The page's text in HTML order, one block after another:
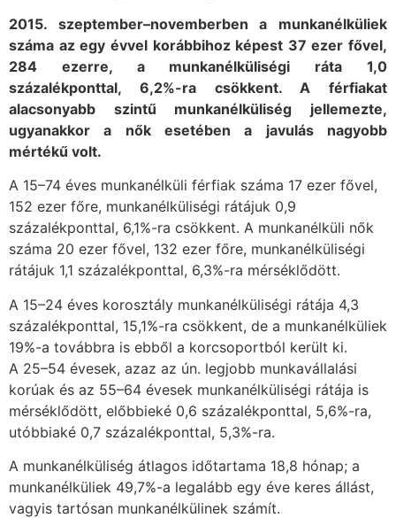
2015. szeptember–novemberben a munkanélküliek
száma az egy évvel korábbihoz képest 37 ezer fővel,
284 ezerre, a munkanélküliségi ráta 1,0
százalékponttal, 6,2%-ra csökkent. A férfiakat
alacsonyabb szintű munkanélküliség jellemezte,
ugyanakkor a nők esetében a javulás nagyobb
mértékű volt.
A 15–74 éves munkanélküli férfiak száma 17 ezer fővel,
152 ezer főre, munkanélküliségi rátájuk 0,9
százalékponttal, 6,1%-ra csökkent. A munkanélküli nők
száma 20 ezer fővel, 132 ezer főre, munkanélküliségi
rátájuk 1,1 százalékponttal, 6,3%-ra mérséklődött.
A 15–24 éves korosztály munkanélküliségi rátája 4,3
százalékponttal, 15,1%-ra csökkent, de a munkanélküliek
19%-a továbbra is ebből a korcsoportból került ki.
A 25–54 évesek, azaz az ún. legjobb munkavállalási
korúak és az 55–64 évesek munkanélküliségi rátája is
mérséklődött, előbbieké 0,6 százalékponttal, 5,6%-ra,
utóbbiaké 0,7 százalékponttal, 5,3%-ra.
A munkanélküliség átlagos időtartama 18,8 hónap; a
munkanélküliek 49,7%-a legalább egy éve keres állást,
vagyis tartósan munkanélkülinek számít.